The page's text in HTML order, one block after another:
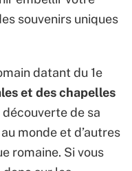
souvenirs uniques
datant du 1e
et des chapelles
découverte de sa
monde et d’autres
romaine. Si vous